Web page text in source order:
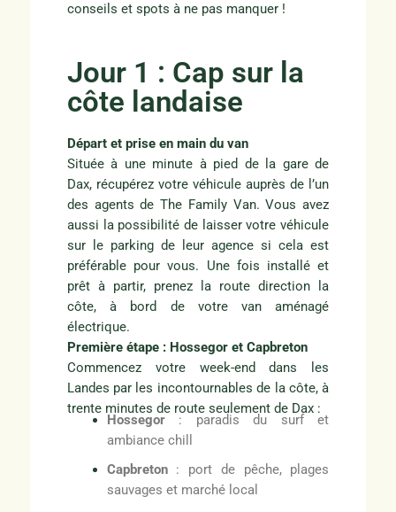
conseils et spots à ne pas manquer !
Jour 1 : Cap sur la
côte landaise
Départ et prise en main du van
Située à une minute à pied de la gare de
Dax, récupérez votre véhicule auprès de l’un
des agents de The Family Van. Vous avez
aussi la possibilité de laisser votre véhicule
sur le parking de leur agence si cela est
préférable pour vous. Une fois installé et
prêt à partir, prenez la route direction la
côte, à bord de votre van aménagé
électrique.
Première étape : Hossegor et Capbreton
Commencez votre week-end dans les
Landes par les incontournables de la côte, à
trente minutes de route seulement de Dax :
Hossegor: paradis du surf et
ambiance chill
Capbreton: port de pêche, plages
sauvages et marché local